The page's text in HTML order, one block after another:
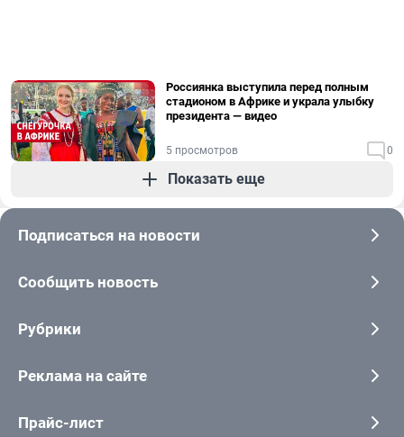
Россиянка выступила перед полным
стадионом в Африке и украла улыбку
президента — видео
5 просмотров 0
Показать еще
Подписаться на новости
Сообщить новость
Рубрики
Реклама на сайте
Прайс-лист